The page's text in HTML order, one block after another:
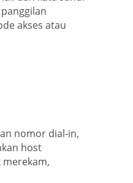
akses atau
nomor dial-in,
host